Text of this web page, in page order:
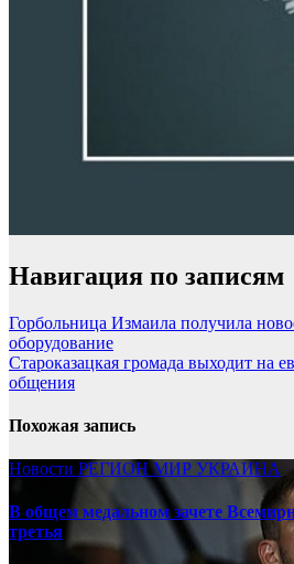
Навигация по записям
Горбольница Измаила получила
оборудование
Староказацкая громада выходит на
общения
Похожая запись
Новости РЕГИОНМИР УКРАИНА
В общем медальном зачете
третья